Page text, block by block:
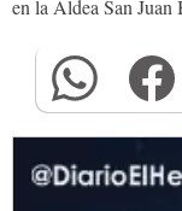
en la Aldea San Juan